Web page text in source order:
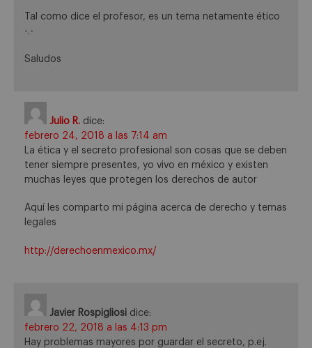
Tal como dice el profesor, es un tema netamente ético
-.-
Saludos
Julio R. dice:
febrero 24, 2018 a las 7:14 am
La ética y el secreto profesional son cosas que se deben
tener siempre presentes, yo vivo en méxico y existen
muchas leyes que protegen los derechos de autor
Aquí les comparto mi página acerca de derecho y temas
legales
http://derechoenmexico.mx/
Javier Rospigliosi dice:
febrero 22, 2018 a las 4:13 pm
Hay problemas mayores por guardar el secreto, p.ej.